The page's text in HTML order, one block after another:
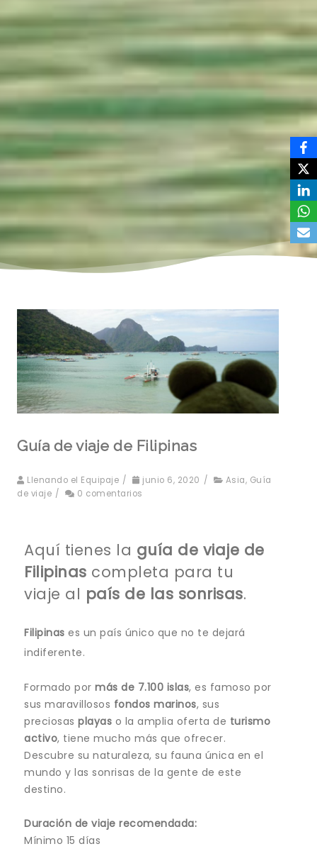
Guía de viaje de Filipinas
Llenando el Equipaje / junio 6, 2020 / Asia, Guía
de viaje / 0 comentarios
Aquí tienes la guía de viaje de
Filipinas completa para tu
viaje al país de las sonrisas.
Filipinas es un país único que no te dejará
indiferente.
Formado por más de 7.100 islas, es famoso por
sus maravillosos fondos marinos, sus
preciosas playas o la amplia oferta de turismo
activo, tiene mucho más que ofrecer.
Descubre su naturaleza, su fauna única en el
mundo y las sonrisas de la gente de este
destino.
Duración de viaje recomendada:
Mínimo 15 días